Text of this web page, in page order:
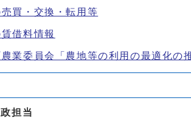
買・交換・転用等
借料情報
農業委員会「農地等の利用の最適化の
担当